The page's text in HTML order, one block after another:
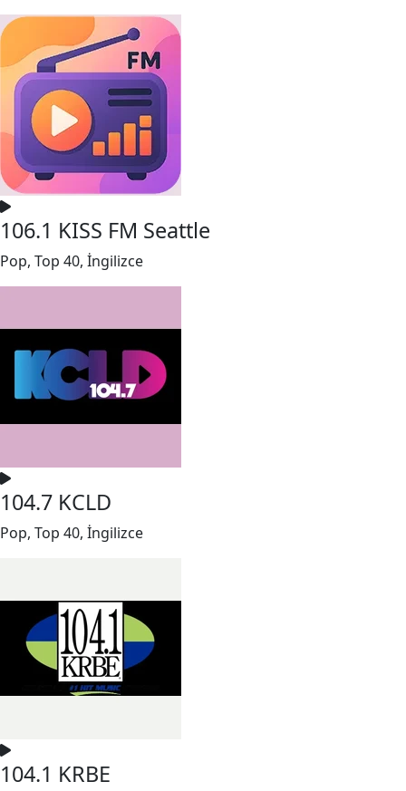
106.1 KISS FM Seattle
Pop, Top 40, İngilizce
104.7 KCLD
Pop, Top 40, İngilizce
104.1 KRBE